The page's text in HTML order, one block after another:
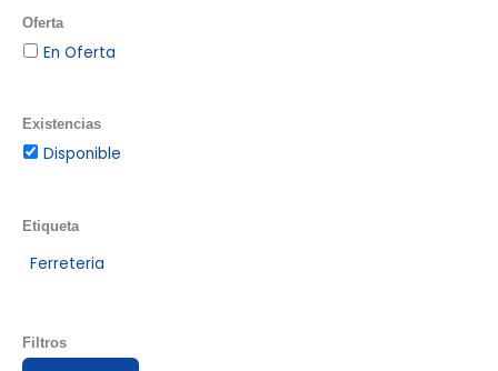
Oferta
En Oferta
Existencias
Disponible
Etiqueta
Ferreteria
Filtros